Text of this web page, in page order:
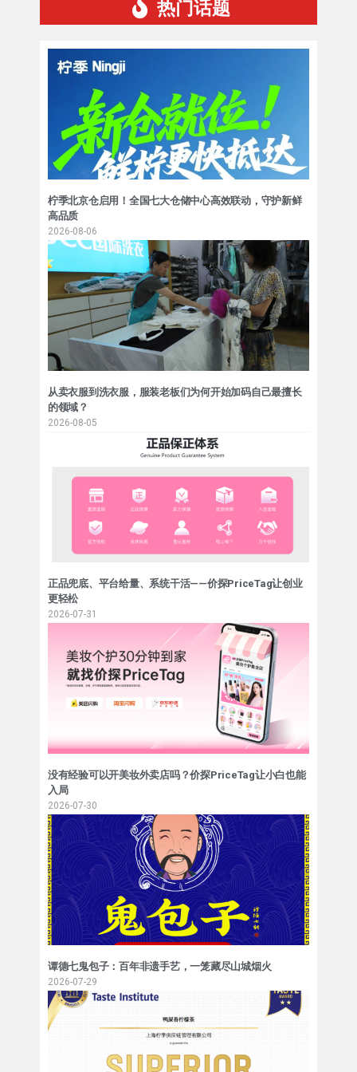
热门话题
柠季北京仓启用！全国七大仓储中心高效联动，守护新鲜
高品质
2026-08-06
从卖衣服到洗衣服，服装老板们为何开始加码自己最擅长
的领域？
2026-08-05
正品兜底、平台给量、系统干活——价探PriceTag让创业
更轻松
2026-07-31
没有经验可以开美妆外卖店吗？价探PriceTag让小白也能
入局
2026-07-30
谭德七鬼包子：百年非遗手艺，一笼藏尽山城烟火
2026-07-29